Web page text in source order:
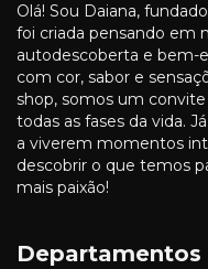
Olá! Sou Daiana,
foi criada pensando em
autodescoberta e bem-
com cor, sabor e
shop, somos um
todas as fases da vida.
a viverem momentos
descobrir o que temos
mais paixão!
Departamentos